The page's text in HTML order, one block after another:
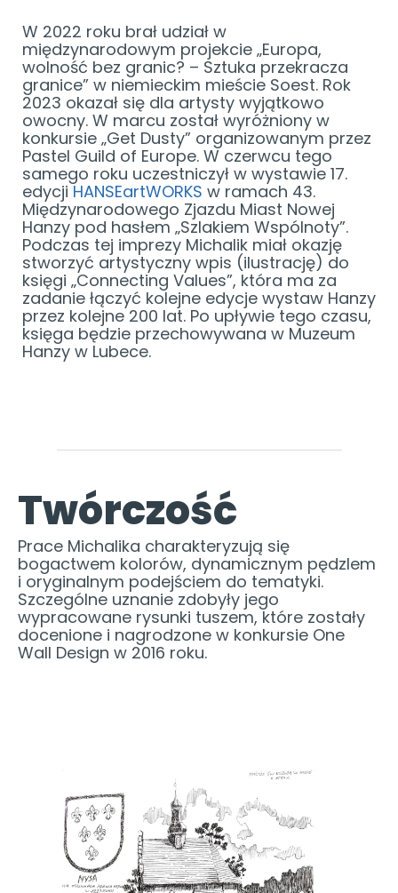
W 2022 roku brał udział w
międzynarodowym projekcie „Europa,
wolność bez granic? – Sztuka przekracza
granice” w niemieckim mieście Soest. Rok
2023 okazał się dla artysty wyjątkowo
owocny. W marcu został wyróżniony w
konkursie „Get Dusty” organizowanym przez
Pastel Guild of Europe. W czerwcu tego
samego roku uczestniczył w wystawie 17.
edycji HANSEartWORKS w ramach 43.
Międzynarodowego Zjazdu Miast Nowej
Hanzy pod hasłem „Szlakiem Wspólnoty”.
Podczas tej imprezy Michalik miał okazję
stworzyć artystyczny wpis (ilustrację) do
księgi „Connecting Values”, która ma za
zadanie łączyć kolejne edycje wystaw Hanzy
przez kolejne 200 lat. Po upływie tego czasu,
księga będzie przechowywana w Muzeum
Hanzy w Lubece.
Twórczość
Prace Michalika charakteryzują się
bogactwem kolorów, dynamicznym pędzlem
i oryginalnym podejściem do tematyki.
Szczególne uznanie zdobyły jego
wypracowane rysunki tuszem, które zostały
docenione i nagrodzone w konkursie One
Wall Design w 2016 roku.